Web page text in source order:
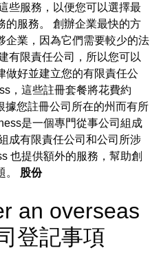
些服務，以便您可以選擇最
的服務。 創辦企業最快的方
企業，因為它們需要較少的法
有限責任公司，所以您可以
做好並建立您的有限責任公
，這些註冊套餐將花費約
據您註冊公司所在的州而有所
是一個專門從事公司組成
成有限責任公司和公司所涉
也提供額外的服務，幫助創
。 股份
an overseas
登記事項